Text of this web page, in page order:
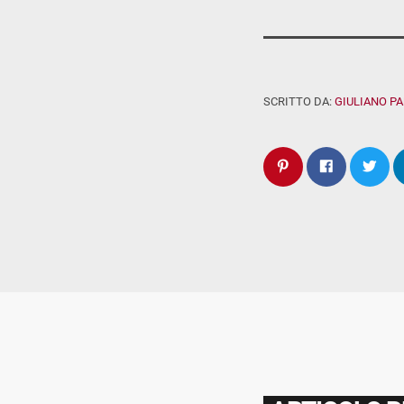
SCRITTO DA: GIULIANO